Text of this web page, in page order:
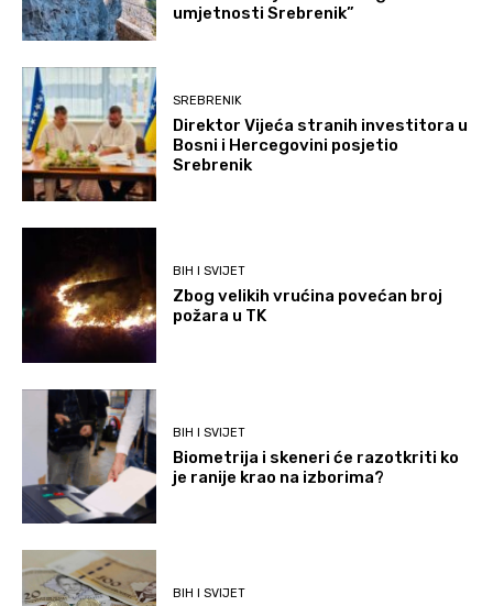
umjetnosti Srebrenik”
SREBRENIK
Direktor Vijeća stranih investitora u
Bosni i Hercegovini posjetio
Srebrenik
BIH I SVIJET
Zbog velikih vrućina povećan broj
požara u TK
BIH I SVIJET
Biometrija i skeneri će razotkriti ko
je ranije krao na izborima?
BIH I SVIJET